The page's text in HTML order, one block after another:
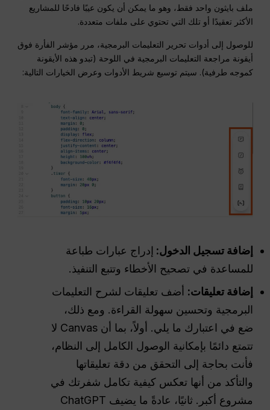
ملف بايثون واحد فقط، وهو ما يمكن أن يكون عيبًا فادحًا للمشاريع
الأكثر تعقيدًا أو تلك التي تحتوي على ملفات متعددة.
للوصول إلى أدوات تحرير التعليمات البرمجية، مرر مؤشر الفأرة فوق
أيقونة مراجعة التعليمات البرمجية في اللوحة (تبدو هذه الأيقونة
كموجه طرفية). سيتم توسيع شريط الأدوات وعرض الخيارات التالية:
إضافة تسجيل الدخول: إدراج عبارات طباعة
للمساعدة في تصحيح الأخطاء وتتبع التنفيذ.
إضافة تعليقات: أضف تعليقات لشرح التعليمات
البرمجية وتحسين سهولة القراءة. ومع ذلك،
ضع في اعتبارك ما يلي. أولاً، بما أن Canvas لا
تتمتع دائمًا بإمكانية الوصول الكامل إلى النظام،
فأنت بحاجة إلى التحقق من دقة تعليقاتها
والتأكد من أنها تعكس كيفية تكامل شفرتك في
مشروع أكبر. ثانيًا، عادةً ما يضيف ChatGPT